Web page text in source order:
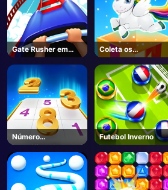
Gate Rusher em
linha
Coleta os
presentes de Natal
Número
Classificação
Futebol Inverno